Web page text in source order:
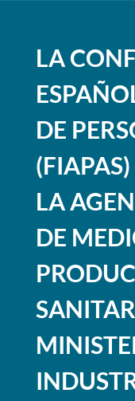
LA
DE
LA
DE